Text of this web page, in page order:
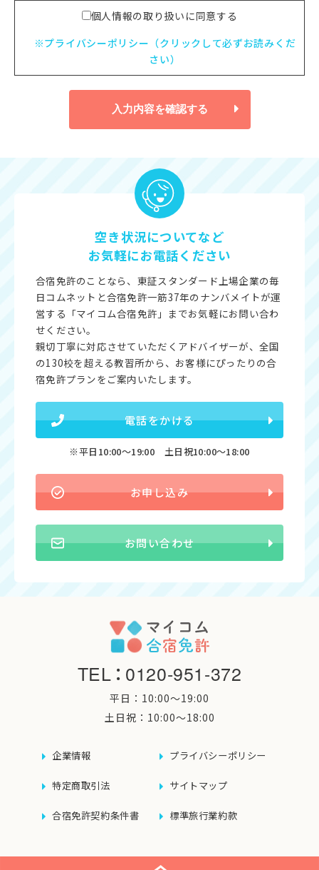
個人情報の取り扱いに同意する
※プライバシーポリシー（クリックして必ずお読みくだ
さい）
入力内容を確認する
空き状況についてなど
お気軽にお電話ください
合宿免許のことなら、東証スタンダード上場企業の毎
日コムネットと合宿免許一筋37年のナンバメイトが運
営する「マイコム合宿免許」までお気軽にお問い合わ
せください。
親切丁寧に対応させていただくアドバイザーが、全国
の130校を超える教習所から、お客様にぴったりの合
宿免許プランをご案内いたします。
電話をかける
※平日10:00〜19:00 土日祝10:00〜18:00
お申し込み
お問い合わせ
TEL：0120-951-372
平日：10:00〜19:00
土日祝：10:00〜18:00
企業情報 プライバシーポリシー
特定商取引法 サイトマップ
合宿免許契約条件書 標準旅行業約款